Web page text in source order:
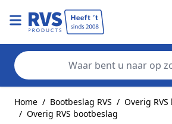
Home / Bootbeslag RVS / Overig
/ Overig RVS bootbeslag